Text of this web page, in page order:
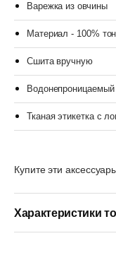
Варежка из овчины
Материал - 100%
Сшита вручную
Водонепроницаемый
Тканая этикетка с
Купите эти
Характеристики